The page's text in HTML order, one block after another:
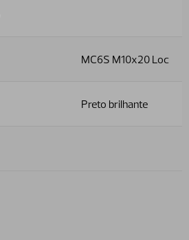
MC6S M10x20 Loc
Preto brilhante